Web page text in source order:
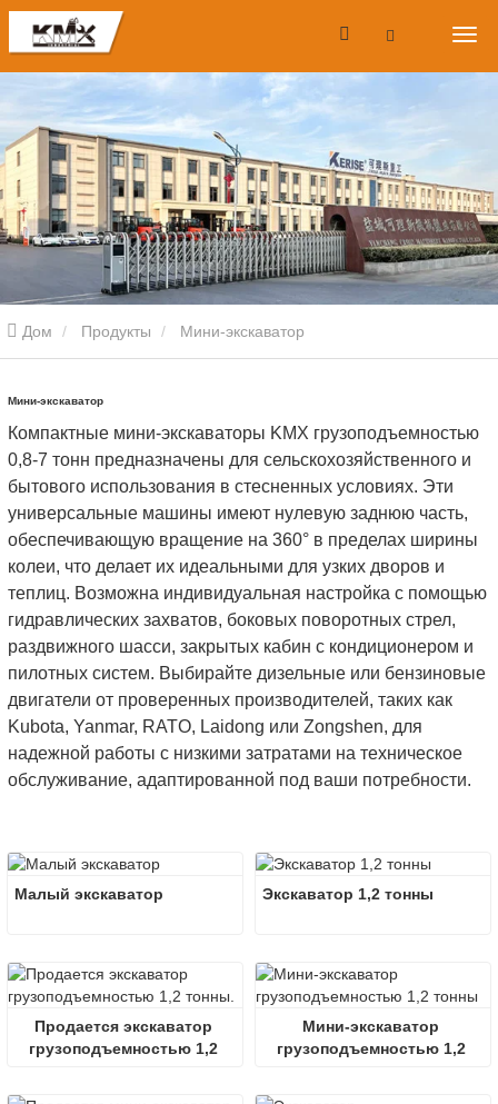
Дом Продукты Мини-экскаватор
Мини-экскаватор
Компактные мини-экскаваторы KMX грузоподъемностью
0,8-7 тонн предназначены для сельскохозяйственного и
бытового использования в стесненных условиях. Эти
универсальные машины имеют нулевую заднюю часть,
обеспечивающую вращение на 360° в пределах ширины
колеи, что делает их идеальными для узких дворов и
теплиц. Возможна индивидуальная настройка с помощью
гидравлических захватов, боковых поворотных стрел,
раздвижного шасси, закрытых кабин с кондиционером и
пилотных систем. Выбирайте дизельные или бензиновые
двигатели от проверенных производителей, таких как
Kubota, Yanmar, RATO, Laidong или Zongshen, для
надежной работы с низкими затратами на техническое
обслуживание, адаптированной под ваши потребности.
Малый экскаватор Экскаватор 1,2 тонны
Продается экскаватор
грузоподъемностью 1,2
Мини-экскаватор
грузоподъемностью 1,2